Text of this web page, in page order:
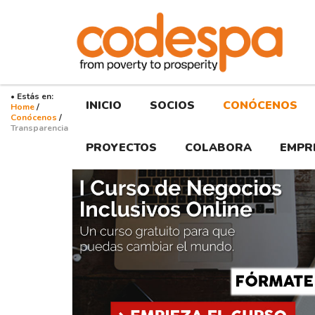
Transparencia
CODESPA
INICIO SOCIOS CONÓCENOS
PROYECTOS COLABORA
• Estás en:
Home/
Conócenos /
Transparencia
Recursos
Curso
Negocios
Inclusivos